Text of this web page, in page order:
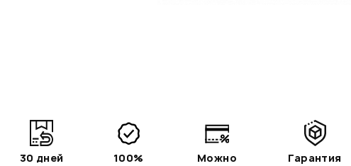
30 дней
100%
Можно
Гарантия